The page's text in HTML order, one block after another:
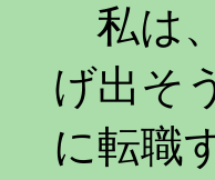
私は
げ出そ
に転職